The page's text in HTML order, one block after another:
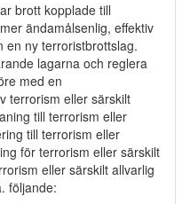
brott kopplade till
ändamålsenlig, effektiv
en ny terroristbrottslag.
lagarna och reglera
med en
terrorism eller särskilt
till terrorism eller
till terrorism eller
för terrorism eller särskilt
eller särskilt allvarlig
följande: